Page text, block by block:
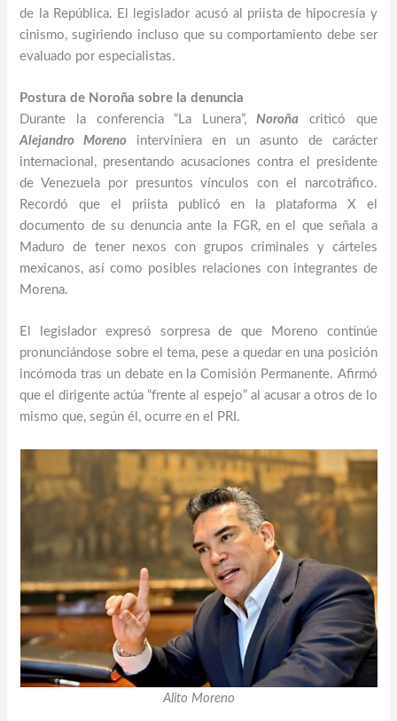
de la República. El legislador acusó al priista de hipocresía y
cinismo, sugiriendo incluso que su comportamiento debe ser
evaluado por especialistas.
Postura de Noroña sobre la denuncia
Durante la conferencia “La Lunera”,Noroña criticó que
Alejandro Moreno interviniera en un asunto de carácter
internacional, presentando acusaciones contra el presidente
de Venezuela por presuntos vínculos con el narcotráfico.
Recordó que el priista publicó en la plataforma X el
documento de su denuncia ante la FGR, en el que señala a
Maduro de tener nexos con grupos criminales y cárteles
mexicanos, así como posibles relaciones con integrantes de
Morena.
El legislador expresó sorpresa de que Moreno continúe
pronunciándose sobre el tema, pese a quedar en una posición
incómoda tras un debate en la Comisión Permanente. Afirmó
que el dirigente actúa “frente al espejo” al acusar a otros de lo
mismo que, según él, ocurre en el PRI.
Alito Moreno